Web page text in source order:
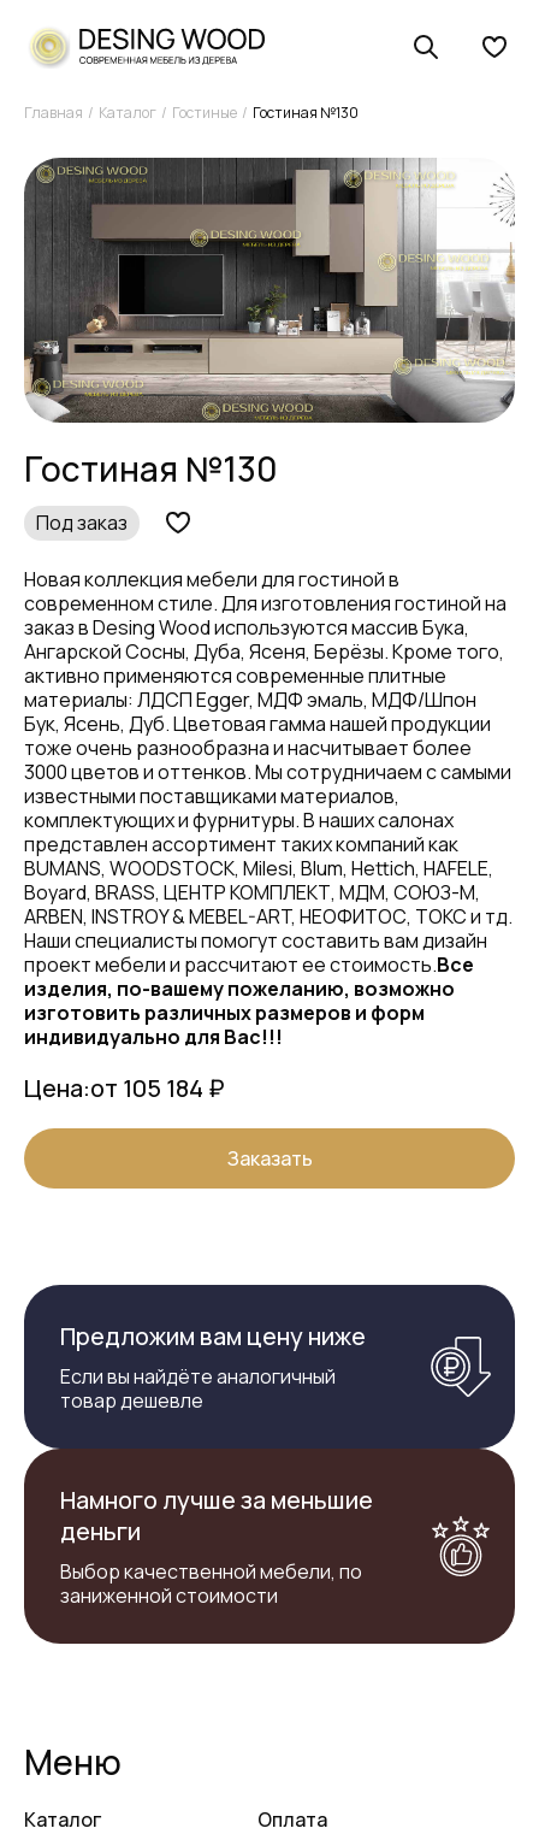
Главная Каталог Гостиные Гостиная №130
Гостиная №130
Под заказ
Новая коллекция мебели для гостиной в
современном стиле. Для изготовления гостиной на
заказ в Desing Wood используются массив Бука,
Ангарской Сосны, Дуба, Ясеня, Берёзы. Кроме того,
активно применяются современные плитные
материалы: ЛДСП Egger, МДФ эмаль, МДФ/Шпон
Бук, Ясень, Дуб. Цветовая гамма нашей продукции
тоже очень разнообразна и насчитывает более
3000 цветов и оттенков. Мы сотрудничаем с самыми
известными поставщиками материалов,
комплектующих и фурнитуры. В наших салонах
представлен ассортимент таких компаний как
BUMANS, WOODSTOCK, Milesi, Blum, Hettich, HAFELE,
Boyard, BRASS, ЦЕНТР КОМПЛЕКТ, МДМ, СОЮЗ-М,
ARBEN, INSTROY & MEBEL-ART, НЕОФИТОС, ТОКС и тд.
Наши специалисты помогут составить вам дизайн
проект мебели и рассчитают ее стоимость.Все
изделия, по-вашему пожеланию, возможно
изготовить различных размеров и форм
индивидуально для Вас!!!
Цена:от 105 184 ₽
Заказать
Предложим вам цену ниже
Если вы найдёте аналогичный
товар дешевле
Намного лучше за меньшие
деньги
Выбор качественной мебели, по
заниженной стоимости
Меню
Каталог
Оплата